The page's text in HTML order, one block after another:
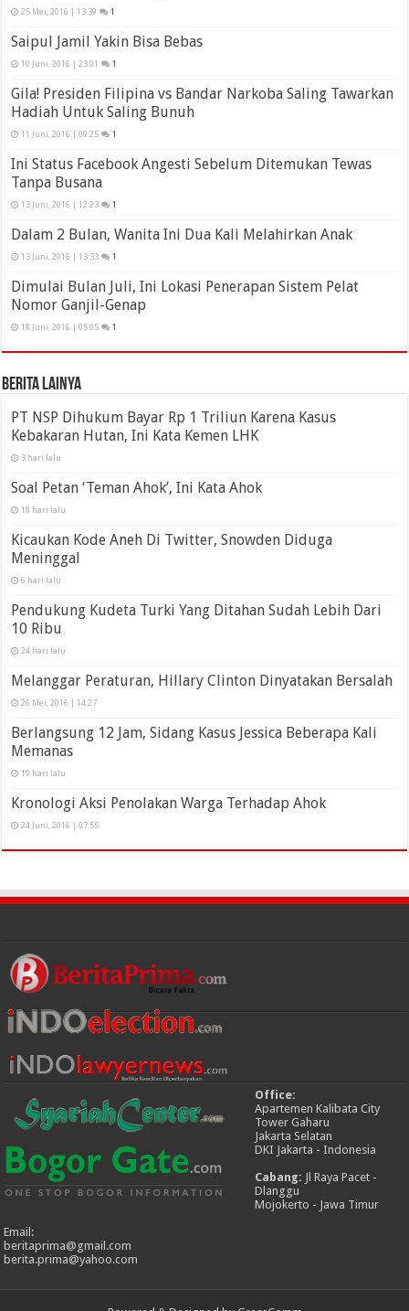
25 Mei, 2016 | 13:39 1
Saipul Jamil Yakin Bisa Bebas
10 Juni, 2016 | 23:01 1
Gila! Presiden Filipina vs Bandar Narkoba Saling Tawarkan
Hadiah Untuk Saling Bunuh
11 Juni, 2016 | 09:25 1
Ini Status Facebook Angesti Sebelum Ditemukan Tewas
Tanpa Busana
13 Juni, 2016 | 12:23 1
Dalam 2 Bulan, Wanita Ini Dua Kali Melahirkan Anak
13 Juni, 2016 | 13:33 1
Dimulai Bulan Juli, Ini Lokasi Penerapan Sistem Pelat
Nomor Ganjil-Genap
18 Juni, 2016 | 05:05 1
Berita Lainya
PT NSP Dihukum Bayar Rp 1 Triliun Karena Kasus
Kebakaran Hutan, Ini Kata Kemen LHK
3 hari lalu
Soal Petan ‘Teman Ahok’, Ini Kata Ahok
18 hari lalu
Kicaukan Kode Aneh Di Twitter, Snowden Diduga
Meninggal
6 hari lalu
Pendukung Kudeta Turki Yang Ditahan Sudah Lebih Dari
10 Ribu
24 hari lalu
Melanggar Peraturan, Hillary Clinton Dinyatakan Bersalah
26 Mei, 2016 | 14:27
Berlangsung 12 Jam, Sidang Kasus Jessica Beberapa Kali
Memanas
19 hari lalu
Kronologi Aksi Penolakan Warga Terhadap Ahok
24 Juni, 2016 | 07:55
Office:
Apartemen Kalibata City
Tower Gaharu
Jakarta Selatan
DKI Jakarta - Indonesia
Cabang: Jl Raya Pacet -
Dlanggu
Mojokerto - Jawa Timur
Email:
beritaprima@gmail.com
berita.prima@yahoo.com